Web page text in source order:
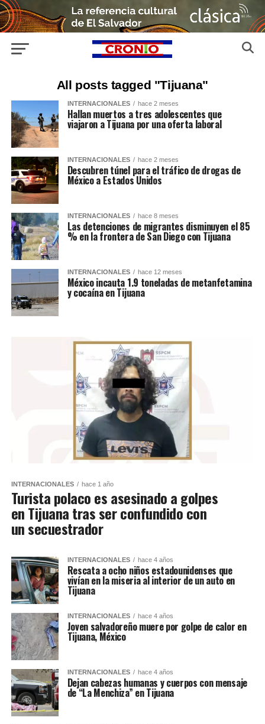
All posts tagged "Tijuana"
INTERNACIONALES hace 2 meses
Hallan muertos a tres adolescentes que
viajaron a Tijuana por una oferta laboral
INTERNACIONALES hace 2 meses
Descubren túnel para el tráfico de drogas de
México a Estados Unidos
INTERNACIONALES hace 8 meses
Las detenciones de migrantes disminuyen el 85
% en la frontera de San Diego con Tijuana
INTERNACIONALES hace 12 meses
México incauta 1.9 toneladas de metanfetamina
y cocaína en Tijuana
INTERNACIONALES hace 1 año
Turista polaco es asesinado a golpes
en Tijuana tras ser confundido con
un secuestrador
INTERNACIONALES hace 4 años
Rescata a ocho niños estadounidenses que
vivían en la miseria al interior de un auto en
Tijuana
INTERNACIONALES hace 4 años
Joven salvadoreño muere por golpe de calor en
Tijuana, México
INTERNACIONALES hace 4 años
Dejan cabezas humanas y cuerpos con mensaje
de “La Menchiza” en Tijuana